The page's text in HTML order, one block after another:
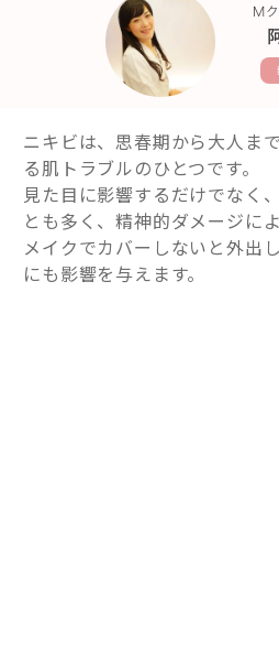
M
ニキビは、思春期から大人ま
る肌トラブルのひとつです。
見た目に影響するだけでなく
とも多く、精神的ダメージに
メイクでカバーしないと外出
にも影響を与えます。